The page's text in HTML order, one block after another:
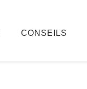
CONSEILS